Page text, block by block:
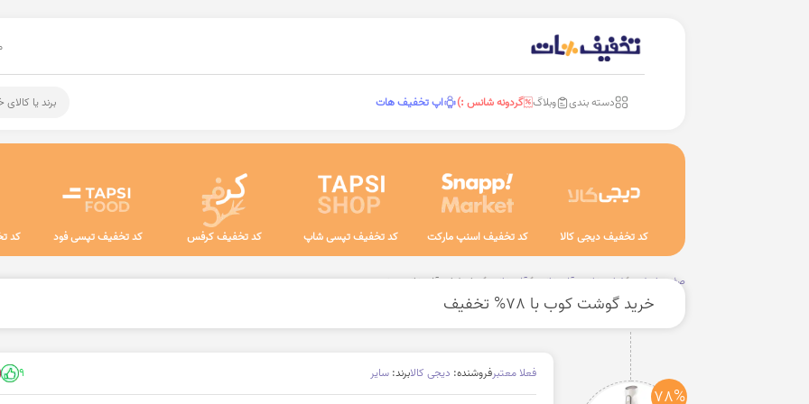
دسته بندی وبلاگ گردونه شانس :) اپ تخفیف هات برند یا
کد تخفیف دیجی کالا کد تخفیف اسنپ مارکت کد تخفیف تپسی شاپ کد تخفیف کرفس کد تخفیف تپسی فود کد
صفحه اصلی لوازم خانه و آشپزخانه آشپزخانه سایر لوازم آشپزخانه و پخت و پز
خرید گوشت کوب با 78% تخفیف
78%
فعلا معتبرفروشنده: دیجی کالابرند:سایر 9